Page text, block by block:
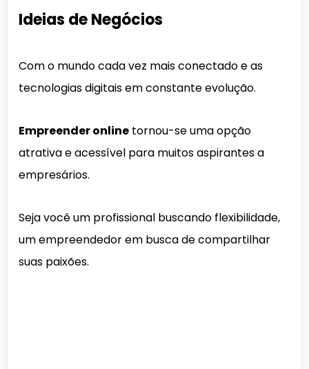
Ideias de Negócios
Com o mundo cada vez mais conectado e as
tecnologias digitais em constante evolução.
Empreender online tornou-se uma opção
atrativa e acessível para muitos aspirantes a
empresários.
Seja você um profissional buscando flexibilidade,
um empreendedor em busca de compartilhar
suas paixões.